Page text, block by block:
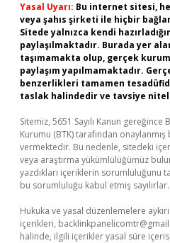
Yasal Uyarı: Bu internet sitesi,
veya şahıs şirketi ile hiçbir
Sitede yalnızca kendi
paylaşılmaktadır. Burada yer
taşımamakta olup, gerçek
paylaşım yapılmamaktadır.
benzerlikleri tamamen
taslak halindedir ve tavsiye
Sitemiz, 5651 Sayılı Kanun
Kurumu (BTK) tarafından
vermektedir. Bu nedenle, sitedeki
veya araştırma yükümlülüğümüz
yazdıkları içeriklerin sorumluluğunu
bu sorumluluğu kabul etmiş sayılırlar.
Hukuka ve yasal düzenlemelere
içerikleri,
halinde, ilgili içerikler yasal süre